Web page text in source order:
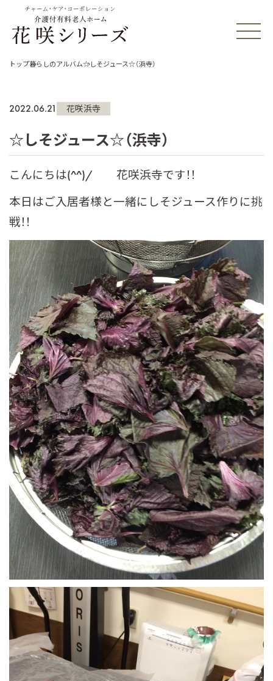
チャーム・ケア・コーポレーション
トップ暮らしのアルバム☆しそジュース☆（浜寺）
2022.06.21 花咲浜寺
☆しそジュース☆（浜寺）
こんにちは(^^)/ 花咲浜寺です！！
本日はご入居者様と一緒にしそジュース作りに挑
戦！！